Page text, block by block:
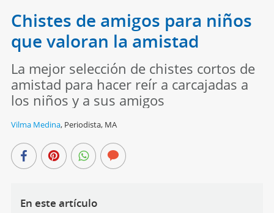
Chistes de amigos para niños
que valoran la amistad
La mejor selección de chistes cortos de
amistad para hacer reír a carcajadas a
los niños y a sus amigos
Vilma Medina, Periodista, MA
En este artículo